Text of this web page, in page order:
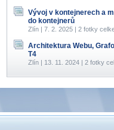
Vývoj v kontejnerech a
do kontejnerů
Zlín | 7. 2. 2025 | 2 fotky
Architektura Webu,
T4
Zlín | 13. 11. 2024 | 2 fotky